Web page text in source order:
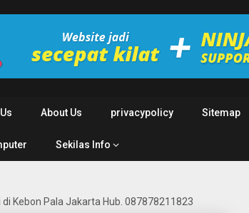
About Us privacypolicy Sitemap
Sekilas Info
Kebon Pala Jakarta Hub. 087878211823